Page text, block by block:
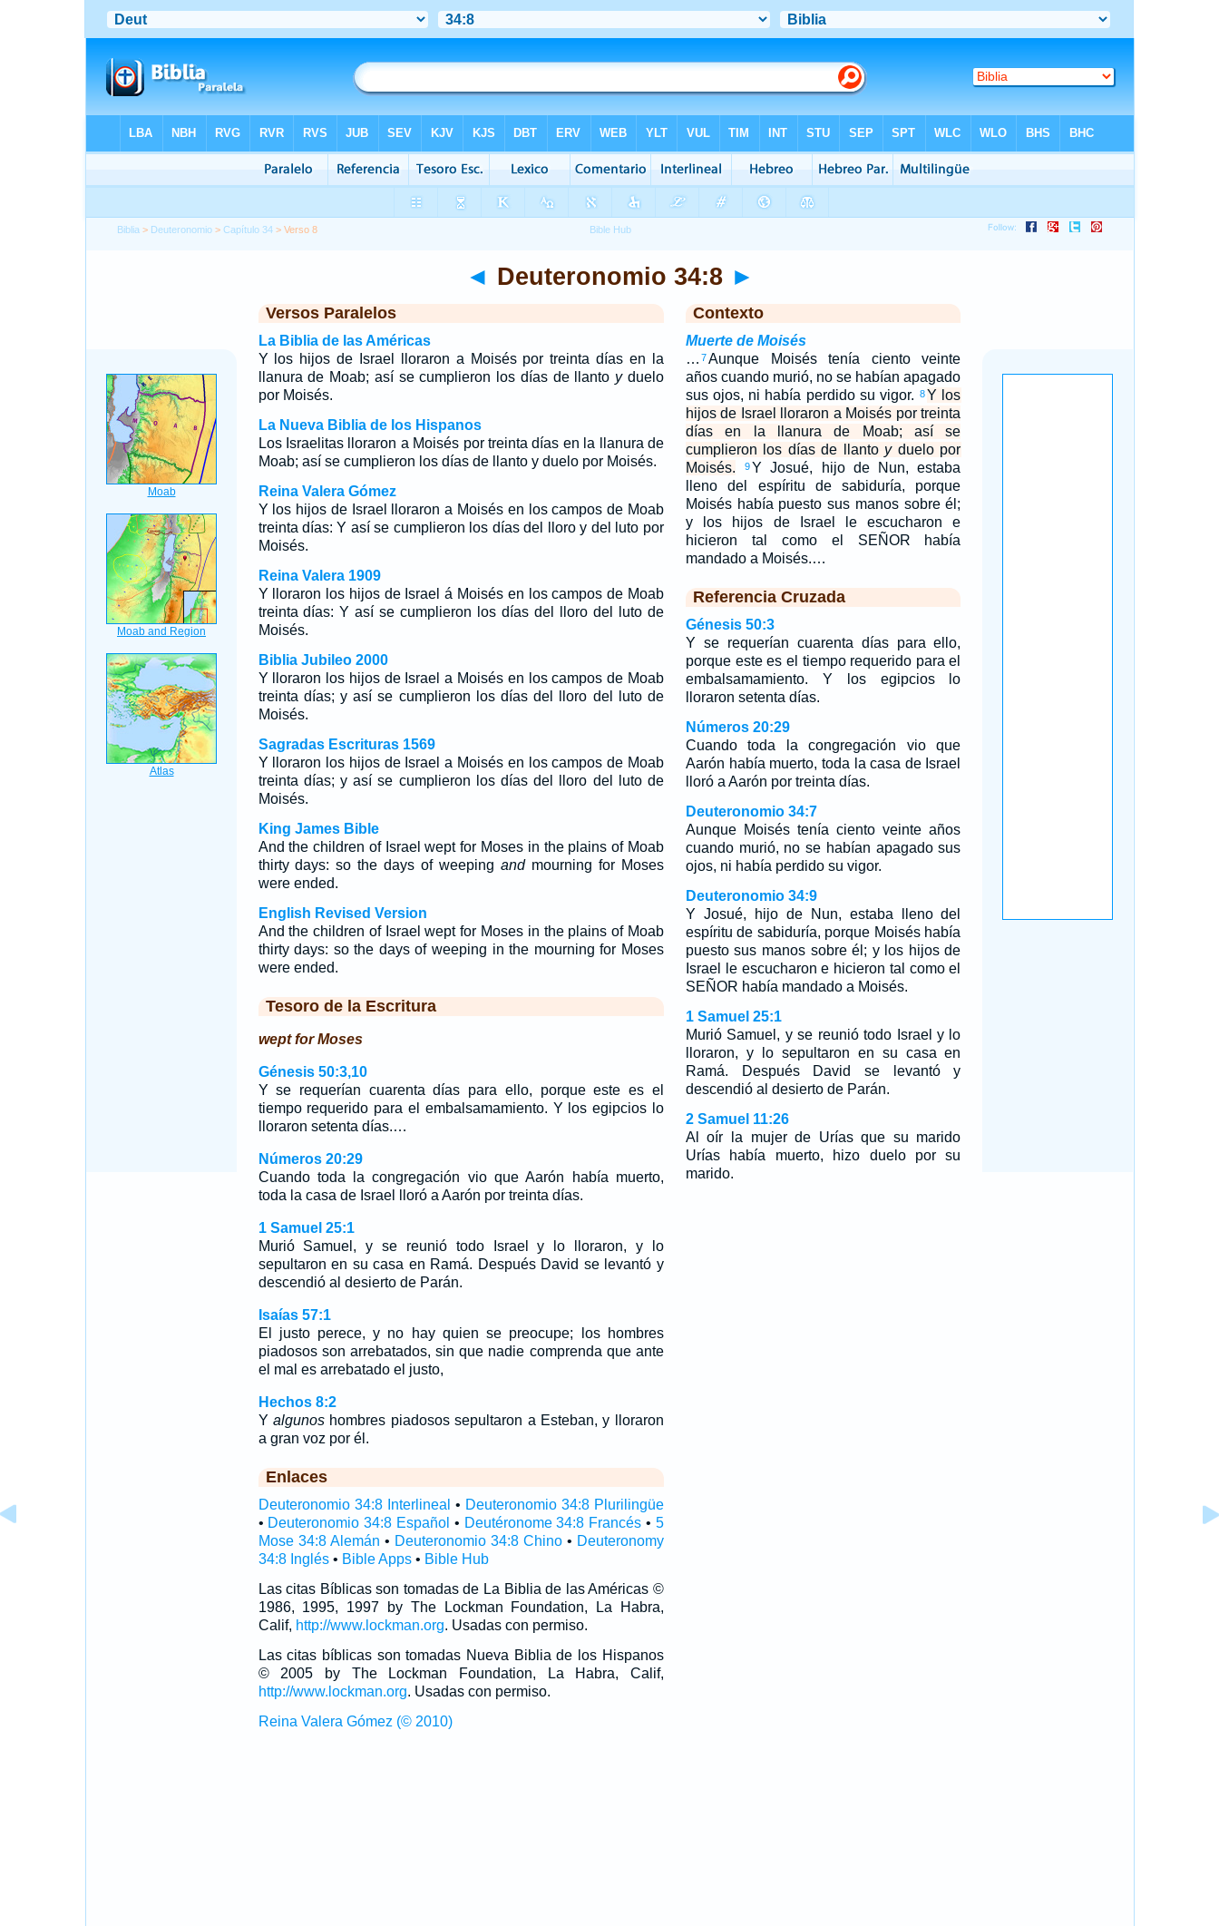
Biblia > Deuteronomio >Capítulo 34 > Verso 8
◄ Deuteronomio 34:8 ►
Versos Paralelos
La Biblia de las Américas
Y los hijos de Israel lloraron a Moisés por treinta días en la
llanura de Moab; así se cumplieron los días de llanto yduelo
por Moisés.
La Nueva Biblia de los Hispanos
Los Israelitas lloraron a Moisés por treinta días en la llanura de
Moab; así se cumplieron los días de llanto y duelo por Moisés.
Reina Valera Gómez
Y los hijos de Israel lloraron a Moisés en los campos de Moab
treinta días: Y así se cumplieron los días del lloro y del luto por
Moisés.
Reina Valera 1909
Y lloraron los hijos de Israel á Moisés en los campos de Moab
treinta días: Y así se cumplieron los días del lloro del luto de
Moisés.
Biblia Jubileo 2000
Y lloraron los hijos de Israel a Moisés en los campos de Moab
treinta días; y así se cumplieron los días del lloro del luto de
Moisés.
Sagradas Escrituras 1569
Y lloraron los hijos de Israel a Moisés en los campos de Moab
treinta días; y así se cumplieron los días del lloro del luto de
Moisés.
King James Bible
And the children of Israel wept for Moses in the plains of Moab
thirty days: so the days of weepingandmourning for Moses
were ended.
English Revised Version
And the children of Israel wept for Moses in the plains of Moab
thirty days: so the days of weeping in the mourning for Moses
were ended.
Tesoro de la Escritura
wept for Moses
Génesis 50:3,10
Y se requerían cuarenta días para ello, porque este es el
tiempo requerido para el embalsamamiento. Y los egipcios lo
lloraron setenta días.…
Números 20:29
Cuando toda la congregación vio que Aarón había muerto,
toda la casa de Israel lloró a Aarón por treinta días.
1 Samuel 25:1
Murió Samuel, y se reunió todo Israel y lo lloraron, y lo
sepultaron en su casa en Ramá. Después David se levantó y
descendió al desierto de Parán.
Isaías 57:1
El justo perece, y no hay quien se preocupe; los hombres
piadosos son arrebatados, sin que nadie comprenda que ante
el mal es arrebatado el justo,
Hechos 8:2
Y algunoshombres piadosos sepultaron a Esteban, y lloraron
a gran voz por él.
Enlaces
Deuteronomio 34:8 Interlineal • Deuteronomio 34:8 Plurilingüe
• Deuteronomio 34:8 Español • Deutéronome 34:8 Francés • 5
Mose 34:8 Alemán • Deuteronomio 34:8 Chino• Deuteronomy
34:8 Inglés• Bible Apps• Bible Hub
Las citas Bíblicas son tomadas de La Biblia de las Américas ©
1986, 1995, 1997 by The Lockman Foundation, La Habra,
Calif, http://www.lockman.org. Usadas con permiso.
Las citas bíblicas son tomadas Nueva Biblia de los Hispanos
© 2005 by The Lockman Foundation, La Habra, Calif,
http://www.lockman.org. Usadas con permiso.
Reina Valera Gómez (© 2010)
Contexto
Muerte de Moisés
… 7Aunque Moisés tenía ciento veinte
años cuando murió, no se habían apagado
sus ojos, ni había perdido su vigor.
8Y los
hijos de Israel lloraron a Moisés por treinta
días en la llanura de Moab; así se
cumplieron los días de llanto yduelo por
Moisés.
9Y Josué, hijo de Nun, estaba
lleno del espíritu de sabiduría, porque
Moisés había puesto sus manos sobre él;
y los hijos de Israel le escucharon e
hicieron tal como el SEÑOR había
mandado a Moisés.…
Referencia Cruzada
Génesis 50:3
Y se requerían cuarenta días para ello,
porque este es el tiempo requerido para el
embalsamamiento. Y los egipcios lo
lloraron setenta días.
Números 20:29
Cuando toda la congregación vio que
Aarón había muerto, toda la casa de Israel
lloró a Aarón por treinta días.
Deuteronomio 34:7
Aunque Moisés tenía ciento veinte años
cuando murió, no se habían apagado sus
ojos, ni había perdido su vigor.
Deuteronomio 34:9
Y Josué, hijo de Nun, estaba lleno del
espíritu de sabiduría, porque Moisés había
puesto sus manos sobre él; y los hijos de
Israel le escucharon e hicieron tal como el
SEÑOR había mandado a Moisés.
1 Samuel 25:1
Murió Samuel, y se reunió todo Israel y lo
lloraron, y lo sepultaron en su casa en
Ramá. Después David se levantó y
descendió al desierto de Parán.
2 Samuel 11:26
Al oír la mujer de Urías que su marido
Urías había muerto, hizo duelo por su
marido.